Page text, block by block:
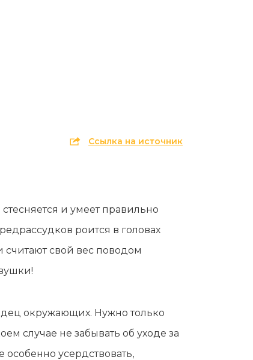
Ссылка на источник
и умеет правильно
роится в головах
свой вес поводом
окружающих. Нужно только
случае не забывать об уходе за
усердствовать,